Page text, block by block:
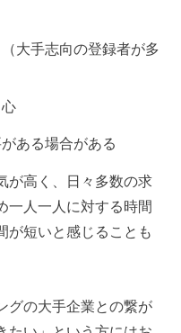
大手志向の登録者が多
ある場合がある
が高く、日々多数の求
一人一人に対する時間
が短いと感じることも
グの大手企業との繋が